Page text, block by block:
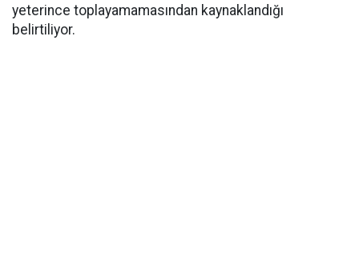
yeterince toplayamamasından kaynaklandığı
belirtiliyor.